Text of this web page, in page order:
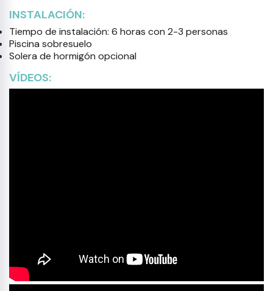
INSTALACIÓN:
Tiempo de instalación: 6 horas con 2-3 personas
Piscina sobresuelo
Solera de hormigón opcional
VÍDEOS: